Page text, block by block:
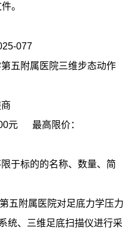
。
077
五附属医院三维步态动作
元最高限价：
于标的的名称、数量、简
五附属医院对足底力学压力
统、三维足底扫描仪进行采